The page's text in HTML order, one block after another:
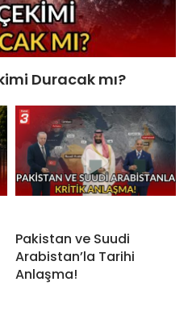
Duracak mı?
Pakistan ve Suudi
Arabistan’la Tarihi
Anlaşma!